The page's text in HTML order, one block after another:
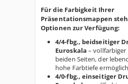
Für die Farbigkeit Ihrer
Präsentationsmappen
Optionen zur Verfügung:
4/4-fbg., beidseitiger
Euroskala – vollfarbiger
beiden Seiten, der
hohe Farbtiefe
4/0-fbg., einseitiger